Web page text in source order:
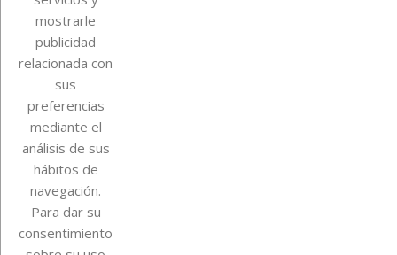
mostrarle
publicidad
relacionada con
sus
preferencias
mediante el
análisis de sus
hábitos de
navegación.
Para dar su
consentimiento